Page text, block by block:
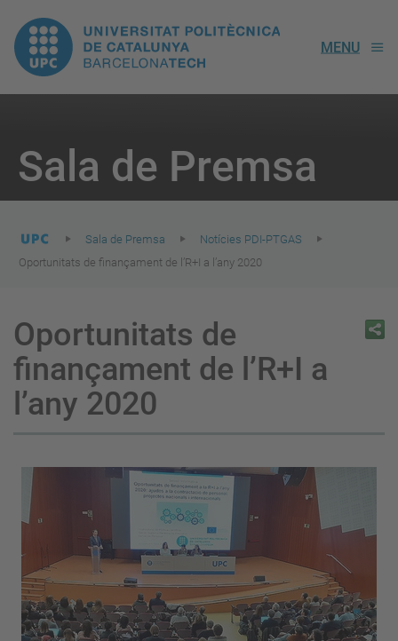
UPC.
Universitat
de
Catalunya
MENU
Sala de Premsa
here:
Sala de Premsa
Notícies PDI-PTGAS
Oportunitats de finançament de l’R+I a l’any 2020
Oportunitats de
finançament de l’R+I a
l’any 2020